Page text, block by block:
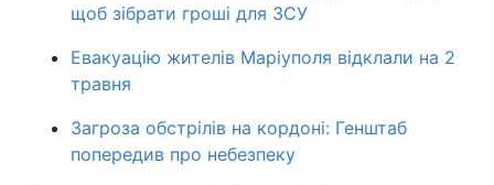
щоб зібрати гроші для ЗСУ
Евакуацію жителів Маріуполя відклали на 2
травня
Загроза обстрілів на кордоні: Генштаб
попередив про небезпеку